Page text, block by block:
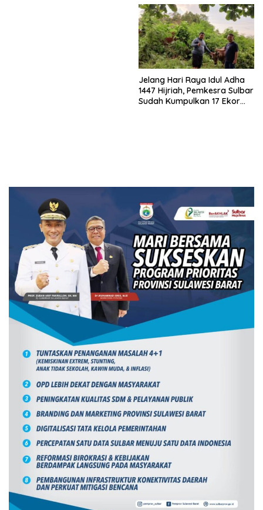
Jelang Hari Raya Idul Adha
1447 Hijriah, Pemkesra Sulbar
Sudah Kumpulkan 17 Ekor